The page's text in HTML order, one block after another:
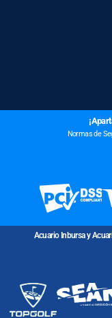
Normas de
Acuario Inbursa y